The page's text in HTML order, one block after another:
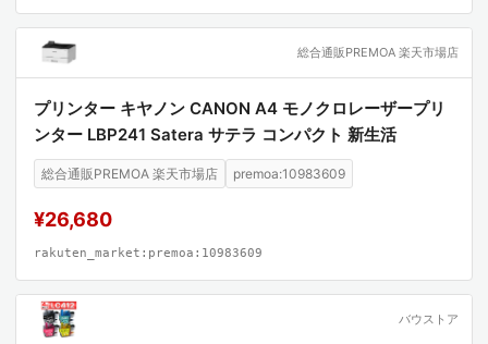
総合通販PREMOA 楽天市場店
プリンター キヤノン CANON A4 モノクロレーザープリ
ンター LBP241 Satera サテラ コンパクト 新生活
総合通販PREMOA 楽天市場店 premoa:10983609
¥26,680
rakuten_market:premoa:10983609
バウストア